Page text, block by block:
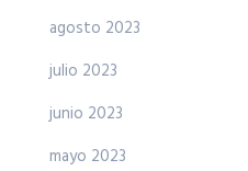
agosto 2023
julio 2023
junio 2023
mayo 2023